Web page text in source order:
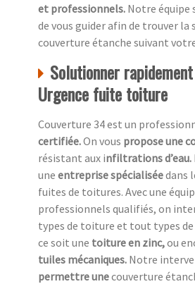
et professionnels. Notre équipe
de vous guider afin de trouver la
couverture étanche suivant
Solutionner
Urgence fuite toiture
Couverture 34 est un
certifiée.On vous propose une
résistant aux infiltrations d’eau.
une entreprise spécialiséedans
fuites de toitures. Avec une
professionnels qualifiés, on
types de toiture et tout types
ce soit une toiture en zinc,ou
tuiles mécaniques. Notre
permettre unecouverture